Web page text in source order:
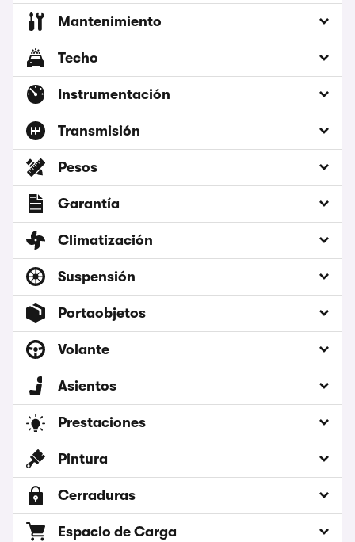
Mantenimiento
Techo
Instrumentación
Transmisión
Pesos
Garantía
Climatización
Suspensión
Portaobjetos
Volante
Asientos
Prestaciones
Pintura
Cerraduras
Espacio de Carga